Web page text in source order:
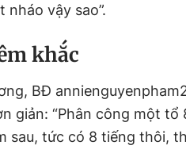
nháo vậy sao”.
khắc
BĐ
giản: “Phân công một
sau, tức có 8 tiếng thôi,